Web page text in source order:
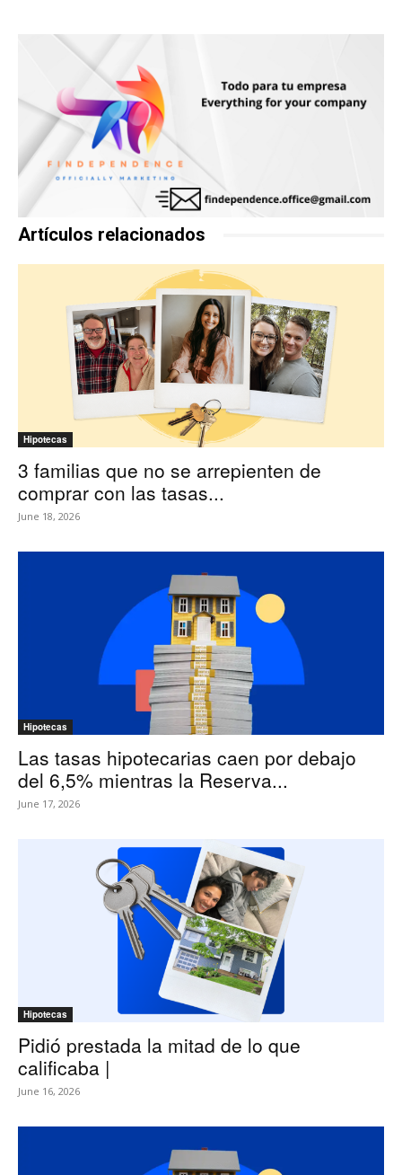
Artículos relacionados
Hipotecas
3 familias que no se arrepienten de
comprar con las tasas...
June 18, 2026
Hipotecas
Las tasas hipotecarias caen por debajo
del 6,5% mientras la Reserva...
June 17, 2026
Hipotecas
Pidió prestada la mitad de lo que
calificaba |
June 16, 2026